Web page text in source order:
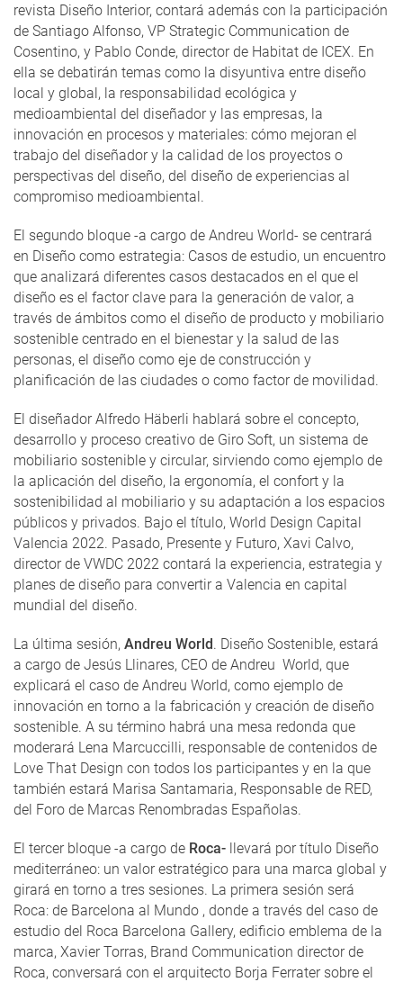
revista Diseño Interior, contará además con la participación
de Santiago Alfonso, VP Strategic Communication de
Cosentino, y Pablo Conde, director de Habitat de ICEX. En
ella se debatirán temas como la disyuntiva entre diseño
local y global, la responsabilidad ecológica y
medioambiental del diseñador y las empresas, la
innovación en procesos y materiales: cómo mejoran el
trabajo del diseñador y la calidad de los proyectos o
perspectivas del diseño, del diseño de experiencias al
compromiso medioambiental.
El segundo bloque -a cargo de Andreu World- se centrará
en Diseño como estrategia: Casos de estudio, un encuentro
que analizará diferentes casos destacados en el que el
diseño es el factor clave para la generación de valor, a
través de ámbitos como el diseño de producto y mobiliario
sostenible centrado en el bienestar y la salud de las
personas, el diseño como eje de construcción y
planificación de las ciudades o como factor de movilidad.
El diseñador Alfredo Häberli hablará sobre el concepto,
desarrollo y proceso creativo de Giro Soft, un sistema de
mobiliario sostenible y circular, sirviendo como ejemplo de
la aplicación del diseño, la ergonomía, el confort y la
sostenibilidad al mobiliario y su adaptación a los espacios
públicos y privados. Bajo el título, World Design Capital
Valencia 2022. Pasado, Presente y Futuro, Xavi Calvo,
director de VWDC 2022 contará la experiencia, estrategia y
planes de diseño para convertir a Valencia en capital
mundial del diseño.
La última sesión, Andreu World. Diseño Sostenible, estará
a cargo de Jesús Llinares, CEO de Andreu World, que
explicará el caso de Andreu World, como ejemplo de
innovación en torno a la fabricación y creación de diseño
sostenible. A su término habrá una mesa redonda que
moderará Lena Marcuccilli, responsable de contenidos de
Love That Design con todos los participantes y en la que
también estará Marisa Santamaria, Responsable de RED,
del Foro de Marcas Renombradas Españolas.
El tercer bloque -a cargo de Roca- llevará por título Diseño
mediterráneo: un valor estratégico para una marca global y
girará en torno a tres sesiones. La primera sesión será
Roca: de Barcelona al Mundo , donde a través del caso de
estudio del Roca Barcelona Gallery, edificio emblema de la
marca, Xavier Torras, Brand Communication director de
Roca, conversará con el arquitecto Borja Ferrater sobre el